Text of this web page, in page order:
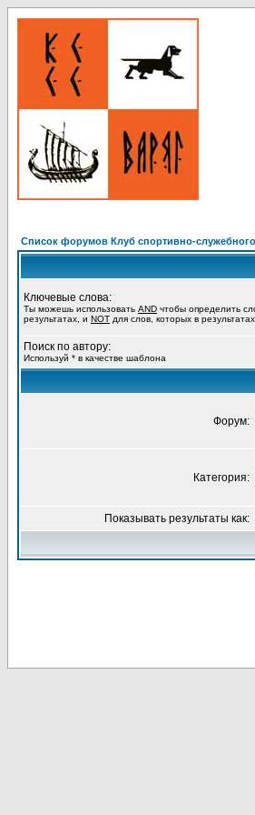
Список форумов Клуб спортивно-
Ключевые слова:
Ты можешь использовать AND чтобы определить
результатах, и NOT для слов, которых в
Поиск по автору:
Используй * в качестве шаблона
Форум:
Категория:
Показывать результаты как: